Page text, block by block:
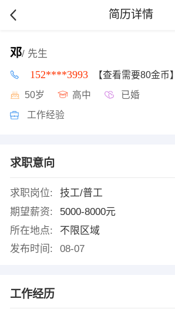
简历详情
邓/ 先生
152****3993 【查看需要80金币】
50岁 高中 已婚
工作经验
求职意向
求职岗位:
技工/普工
期望薪资:
5000-8000元
所在地点:
不限区域
发布时间:
08-07
工作经历